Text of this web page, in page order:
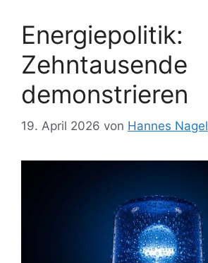
Energiepolitik:
Zehntausende
demonstrieren
19. April 2026 von Hannes Nagel